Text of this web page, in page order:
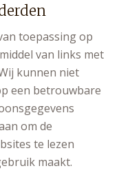
toepassing op
van links met
kunnen niet
een betrouwbare
om de
te lezen
maakt.